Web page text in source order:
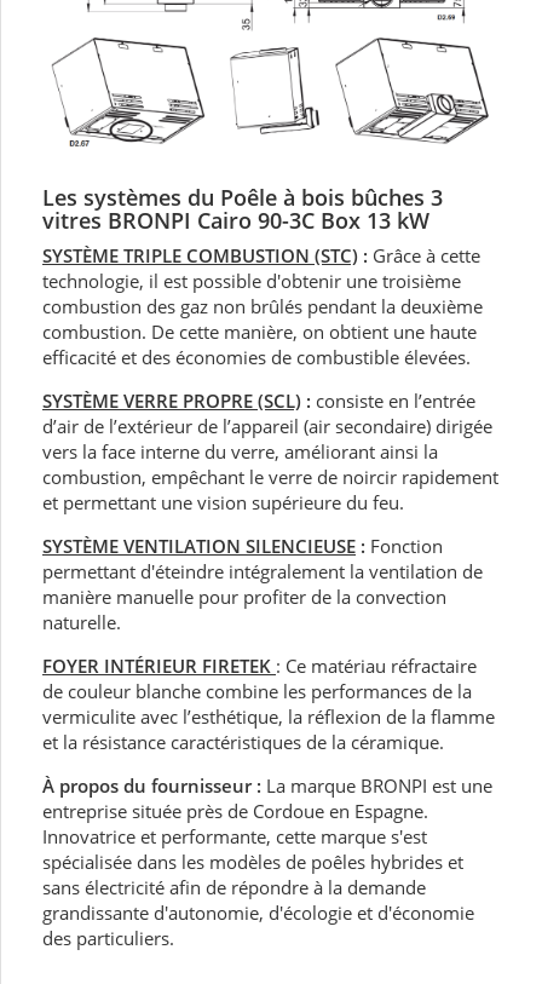
Les systèmes du Poêle à bois bûches 3
vitres BRONPI Cairo 90-3C Box 13 kW
SYSTÈME TRIPLE COMBUSTION (STC) : Grâce à cette
technologie, il est possible d'obtenir une troisième
combustion des gaz non brûlés pendant la deuxième
combustion. De cette manière, on obtient une haute
efficacité et des économies de combustible élevées.
SYSTÈME VERRE PROPRE (SCL) : consiste en l’entrée
d’air de l’extérieur de l’appareil (air secondaire) dirigée
vers la face interne du verre, améliorant ainsi la
combustion, empêchant le verre de noircir rapidement
et permettant une vision supérieure du feu.
SYSTÈME VENTILATION SILENCIEUSE : Fonction
permettant d'éteindre intégralement la ventilation de
manière manuelle pour profiter de la convection
naturelle.
FOYER INTÉRIEUR FIRETEK : Ce matériau réfractaire
de couleur blanche combine les performances de la
vermiculite avec l’esthétique, la réflexion de la flamme
et la résistance caractéristiques de la céramique.
À propos du fournisseur : La marque BRONPI est une
entreprise située près de Cordoue en Espagne.
Innovatrice et performante, cette marque s'est
spécialisée dans les modèles de poêles hybrides et
sans électricité afin de répondre à la demande
grandissante d'autonomie, d'écologie et d'économie
des particuliers.